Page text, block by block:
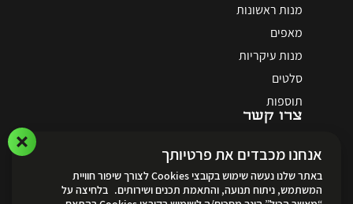
מנות ראשונות
מאפים
מנות עיקריות
סלטים
תוספות
צרו קשר
אנחנו מכבדים את פרטיותך
באתר שלנו נעשה שימוש בקובצי Cookies לצורך שיפור חוויית
המשתמש, ניתוח תנועה, והתאמת תכנים ושירותים. בלחיצה על